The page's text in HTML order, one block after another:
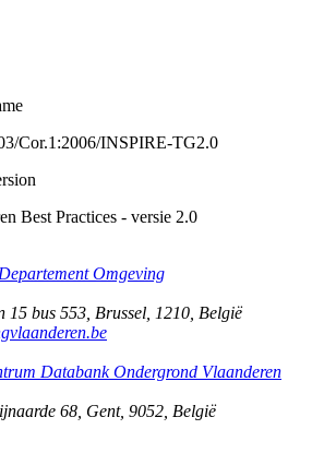
Cor.1:2006/INSPIRE-TG2.0
Best Practices - versie 2.0
Omgeving
15 bus 553 Brussel 1210 België
Databank Ondergrond Vlaanderen
68 Gent, 9052 België